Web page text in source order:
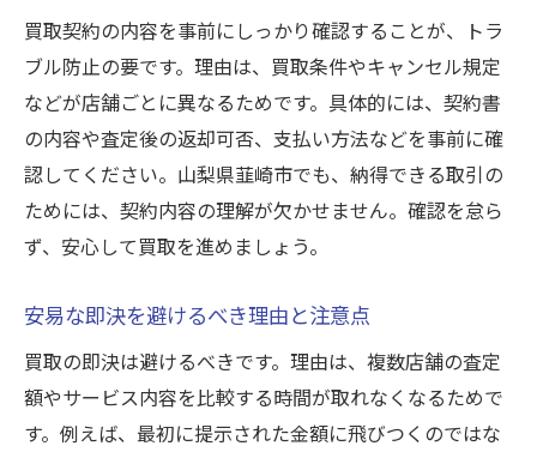
買取契約の内容を事前にしっかり確認することが、トラ
ブル防止の要です。理由は、買取条件やキャンセル規定
などが店舗ごとに異なるためです。具体的には、契約書
の内容や査定後の返却可否、支払い方法などを事前に確
認してください。山梨県韮崎市でも、納得できる取引の
ためには、契約内容の理解が欠かせません。確認を怠ら
ず、安心して買取を進めましょう。
安易な即決を避けるべき理由と注意点
買取の即決は避けるべきです。理由は、複数店舗の査定
額やサービス内容を比較する時間が取れなくなるためで
す。例えば、最初に提示された金額に飛びつくのではな